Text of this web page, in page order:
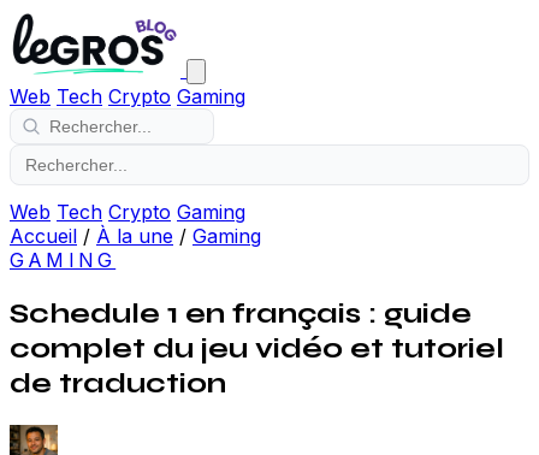
Web Tech Crypto Gaming
Web Tech Crypto Gaming
Accueil / À la une / Gaming
GAMING
Schedule 1 en français : guide
complet du jeu vidéo et tutoriel
de traduction